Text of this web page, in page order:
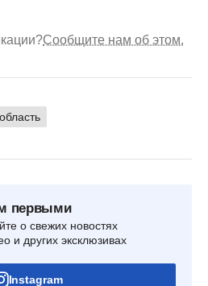
Сообщите нам об этом.
первыми
о свежих новостях
и других эксклюзивах
Instagram